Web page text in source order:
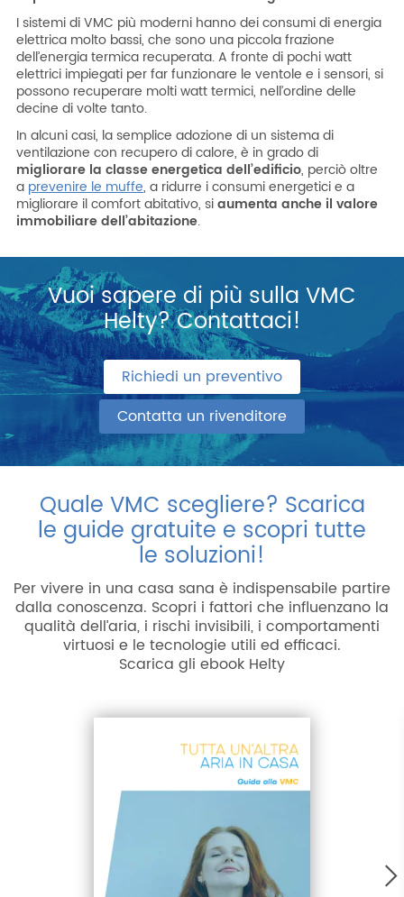
I sistemi di VMC più moderni hanno dei consumi di energia
elettrica molto bassi, che sono una piccola frazione
dell’energia termica recuperata. A fronte di pochi watt
elettrici impiegati per far funzionare le ventole e i sensori, si
possono recuperare molti watt termici, nell’ordine delle
decine di volte tanto.
In alcuni casi, la semplice adozione di un sistema di
ventilazione con recupero di calore, è in grado di
migliorare la classe energetica dell’edificio, perciò oltre
a prevenire le muffe, a ridurre i consumi energetici e a
migliorare il comfort abitativo, siaumenta anche il valore
immobiliaredell’abitazione.
Vuoi sapere di più sulla VMC
Helty? Contattaci!
Richiedi un preventivo
Contatta un rivenditore
Quale VMC scegliere? Scarica
le guide gratuite e scopri tutte
le soluzioni!
Per vivere in una casa sana è indispensabile partire
dalla conoscenza. Scopri i fattori che influenzano la
qualità dell’aria, i rischi invisibili, i comportamenti
virtuosi e le tecnologie utili ed efficaci.
Scarica gli ebook Helty